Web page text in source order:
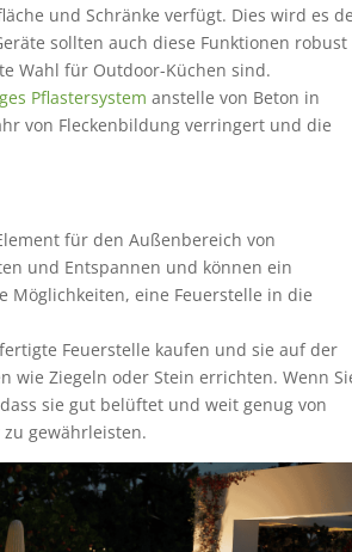
und Schränke verfügt. Dies wird es
sollten auch diese Funktionen
Wahl für Outdoor-Küchen sind.
Pflastersystem anstelle von Beton in
von Fleckenbildung verringert und die
für den Außenbereich von
und Entspannen und können ein
Möglichkeiten, eine Feuerstelle in die
Feuerstelle kaufen und sie auf der
wie Ziegeln oder Stein errichten. Wenn
sie gut belüftet und weit genug von
gewährleisten.